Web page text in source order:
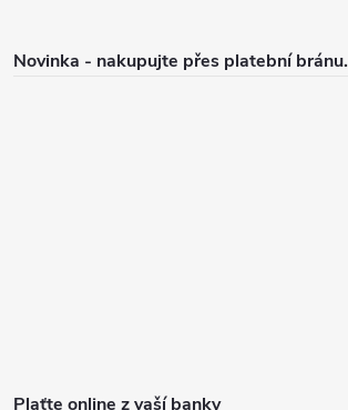
Novinka - nakupujte přes platební bránu.
Plaťte online z vaší banky